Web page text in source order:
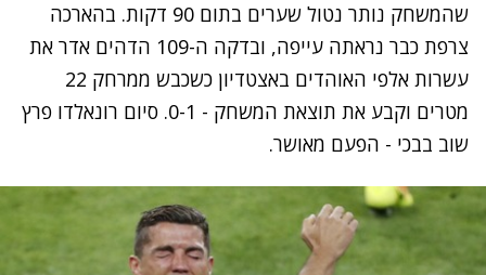
שהמשחק נותר נטול שערים בתום 90 דקות. בהארכה
צרפת כבר נראתה עייפה, ובדקה ה-109 הדהים אדר את
עשרות אלפי האוהדים באצטדיון כשכבש ממרחק 22
מטרים וקבע את תוצאת המשחק - 0-1. סיום רונאלדו פרץ
שוב בבכי - הפעם מאושר.